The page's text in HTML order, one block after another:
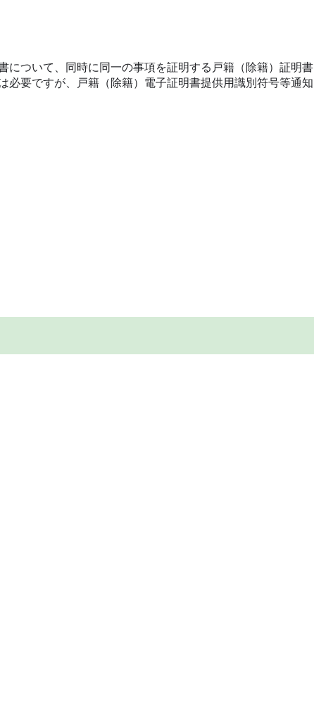
ついて、同時に同一の事項を証明する戸籍（除籍）証明書
必要ですが、戸籍（除籍）電子証明書提供用識別符号等通知